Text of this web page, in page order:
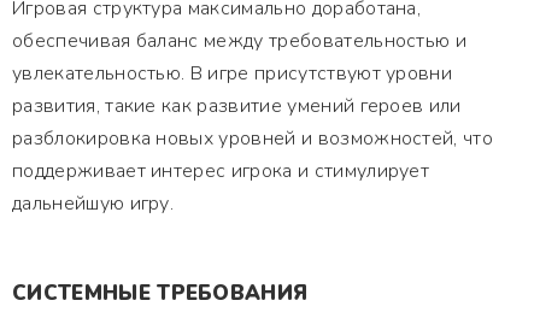
Игровая структура максимально доработана,
обеспечивая баланс между требовательностью и
увлекательностью. В игре присутствуют уровни
развития, такие как развитие умений героев или
разблокировка новых уровней и возможностей, что
поддерживает интерес игрока и стимулирует
дальнейшую игру.
СИСТЕМНЫЕ ТРЕБОВАНИЯ